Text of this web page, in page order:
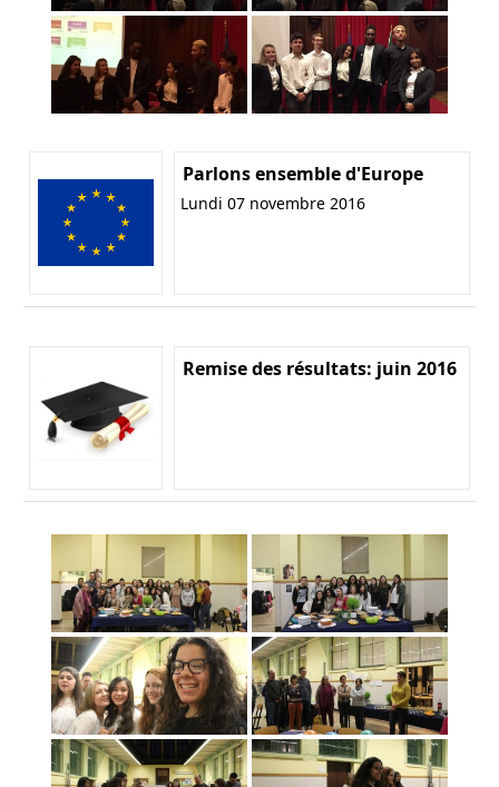
Parlons ensemble d'Europe
Lundi 07 novembre 2016
Remise des résultats: juin 2016